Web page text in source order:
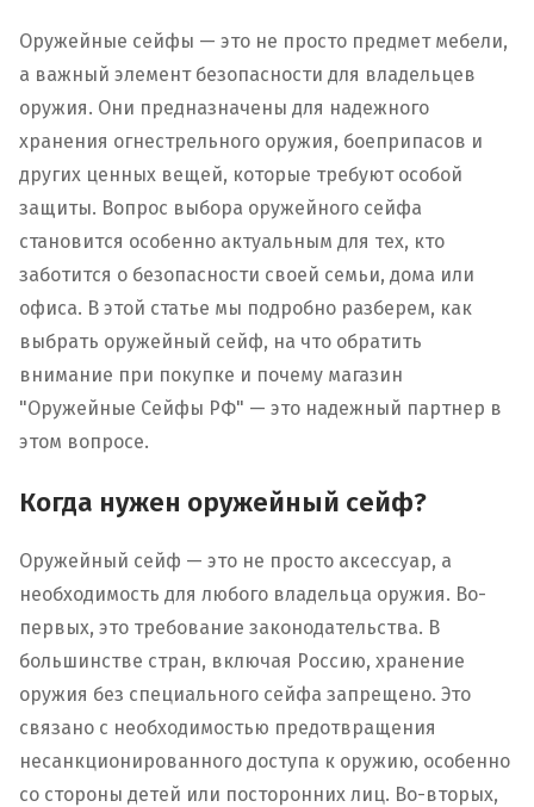
Оружейные сейфы — это не просто предмет мебели,
а важный элемент безопасности для владельцев
оружия. Они предназначены для надежного
хранения огнестрельного оружия, боеприпасов и
других ценных вещей, которые требуют особой
защиты. Вопрос выбора оружейного сейфа
становится особенно актуальным для тех, кто
заботится о безопасности своей семьи, дома или
офиса. В этой статье мы подробно разберем, как
выбрать оружейный сейф, на что обратить
внимание при покупке и почему магазин
"Оружейные Сейфы РФ" — это надежный партнер в
этом вопросе.
Когда нужен оружейный сейф?
Оружейный сейф — это не просто аксессуар, а
необходимость для любого владельца оружия. Во-
первых, это требование законодательства. В
большинстве стран, включая Россию, хранение
оружия без специального сейфа запрещено. Это
связано с необходимостью предотвращения
несанкционированного доступа к оружию, особенно
со стороны детей или посторонних лиц. Во-вторых,